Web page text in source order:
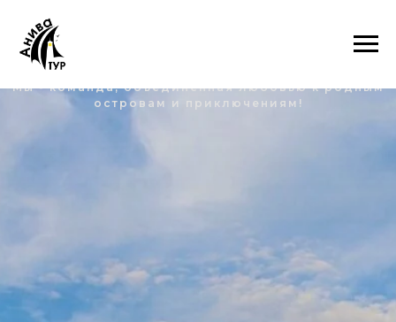
Мы - команда, объединенная любовью к родным
островам и приключениям!